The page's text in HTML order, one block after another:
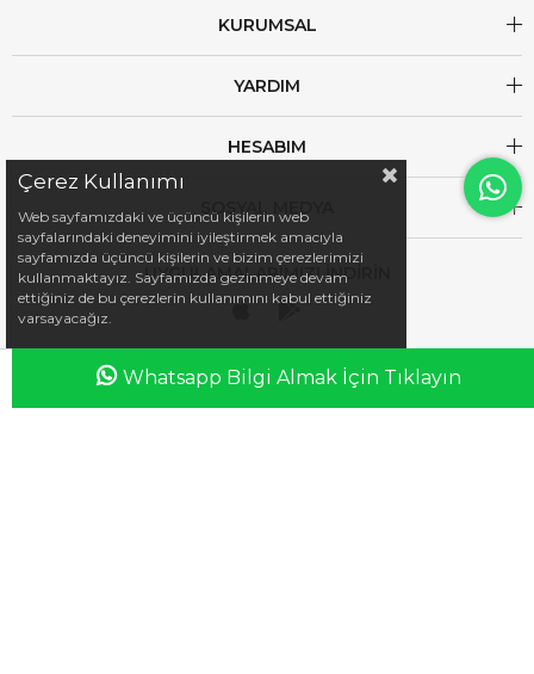
KURUMSAL
YARDIM
HESABIM
UYGULAMALARIMIZI İNDİRİN
Whatsapp Bilgi Almak İçin Tıklayın
Çerez Kullanımı
Web sayfamızdaki ve üçüncü kişilerin web
sayfalarındaki deneyimini iyileştirmek amacıyla
sayfamızda üçüncü kişilerin ve bizim çerezlerimizi
kullanmaktayız. Sayfamızda gezinmeye devam
ettiğiniz de bu çerezlerin kullanımını kabul ettiğiniz
varsayacağız.
Anasayfa Favorilerim Sepetim Üye Girişi